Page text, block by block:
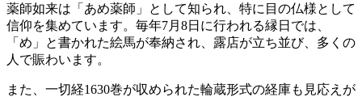
薬師如来は「あめ薬師」として知られ、特に目の仏様として
信仰を集めています。毎年7月8日に行われる縁日では、
「め」と書かれた絵馬が奉納され、露店が立ち並び、多くの
人で賑わいます。
また、一切経1630巻が収められた輪蔵形式の経庫も見応えが